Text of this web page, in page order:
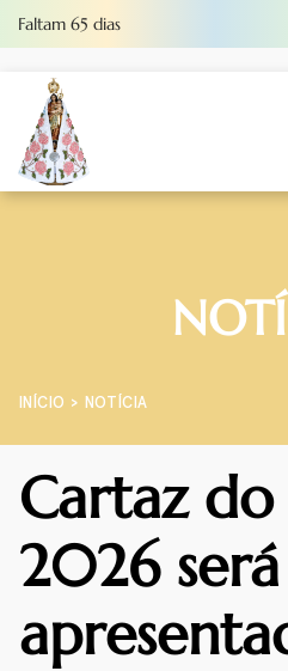
Faltam 65 dias
INÍCIO NOTÍCIA
Cartaz
2026 será